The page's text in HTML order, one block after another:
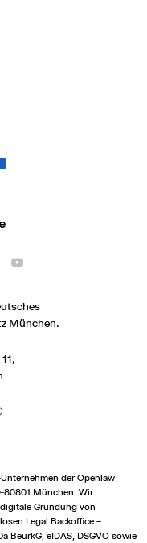
München.
der Openlaw
80801 München. Wir
Gründung von
Legal Backoffice –
BeurkG, eIDAS, DSGVO sowie